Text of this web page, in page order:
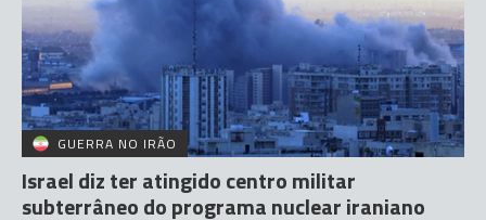
GUERRA NO IRÃO
Israel diz ter atingido centro militar
subterrâneo do programa nuclear iraniano